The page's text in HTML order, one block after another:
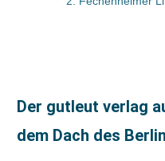
Der gutleut verlag
dem Dach des